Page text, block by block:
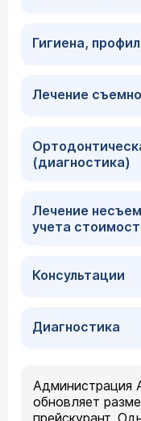
Гигиена,
Лечение
(диагностика)
Лечение
учета
Консультации
Диагностика
Администрация
обновляет
прейскурант.